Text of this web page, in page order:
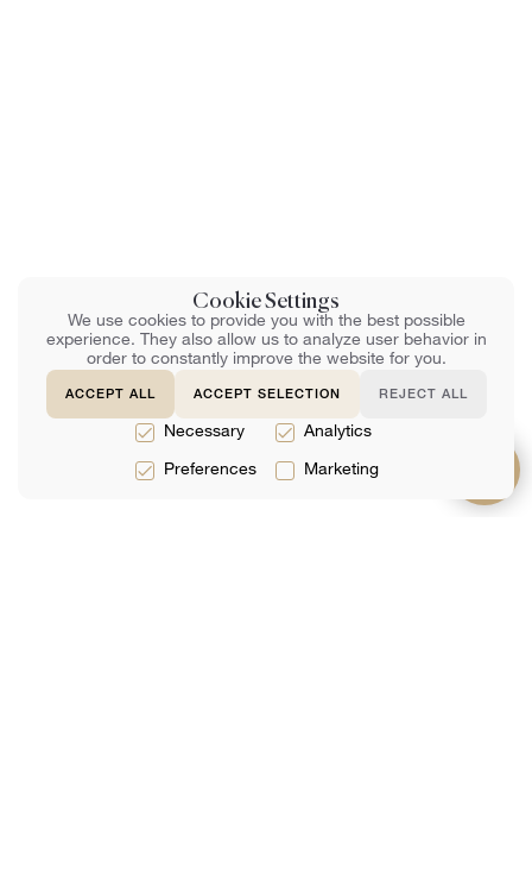
Cookie Settings
We use cookies to provide you with the best possible
experience. They also allow us to analyze user behavior in
order to constantly improve the website for you.
ACCEPT ALL ACCEPT SELECTION REJECT ALL
Necessary Analytics
Preferences Marketing